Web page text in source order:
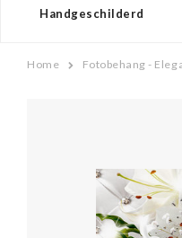
Handgeschilderd
Home Fotobehang -